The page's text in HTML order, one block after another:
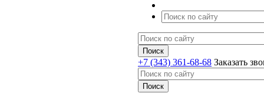
+7 (343) 361-68-68 Заказать